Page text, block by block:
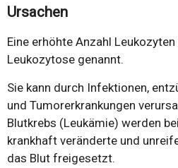
Ursachen
Eine erhöhte Anzahl
Leukozytose genannt.
Sie kann durch Infektionen,
und Tumorerkrankungen
Blutkrebs (Leukämie) werden
krankhaft veränderte und
das Blut freigesetzt.